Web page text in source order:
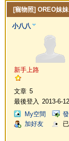
[寵物照] OREO妹妹
小八八
新手上路
文章 5
最後登入
2013-6-12
My空間
加好友